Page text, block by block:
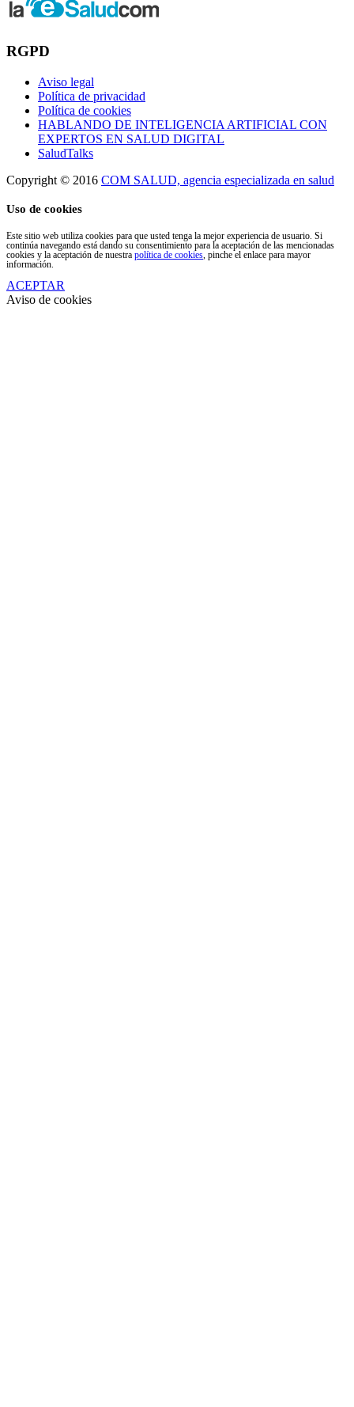
RGPD
Aviso legal
Política de privacidad
Política de cookies
HABLANDO DE INTELIGENCIA ARTIFICIAL CON
EXPERTOS EN SALUD DIGITAL
SaludTalks
Copyright © 2016 COM SALUD, agencia especializada en salud
Uso de cookies
Este sitio web utiliza cookies para que usted tenga la mejor experiencia de usuario. Si
continúa navegando está dando su consentimiento para la aceptación de las mencionadas
cookies y la aceptación de nuestra política de cookies , pinche el enlace para mayor
información.
ACEPTAR
Aviso de cookies